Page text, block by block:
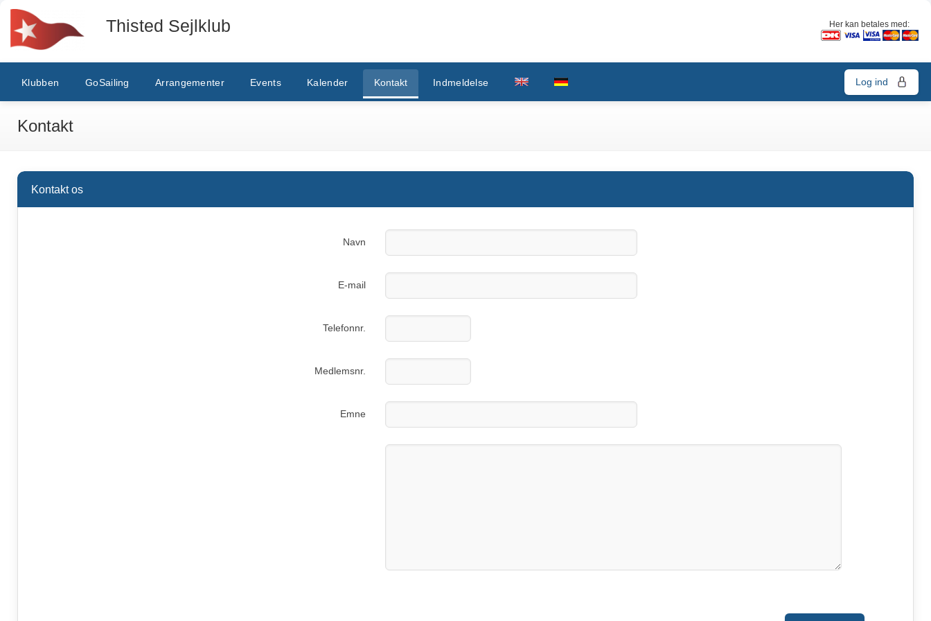
Her kan betales med:
Thisted Sejlklub
Log ind
Klubben GoSailing Arrangementer Events Kalender Kontakt Indmeldelse
Kontakt
Kontakt os
Navn
E-mail
Telefonnr.
Medlemsnr.
Emne